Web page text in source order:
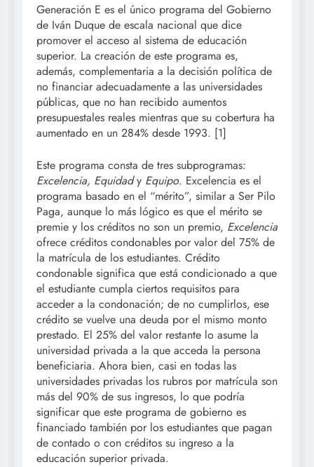
Generación E es el único programa del Gobierno
de Iván Duque de escala nacional que dice
promover el acceso al sistema de educación
superior. La creación de este programa es,
además, complementaria a la decisión política de
no financiar adecuadamente a las universidades
públicas, que no han recibido aumentos
presupuestales reales mientras que su cobertura ha
aumentado en un 284% desde 1993. [1]
Este programa consta de tres subprogramas:
Excelencia, Equidady Equipo. Excelencia es el
programa basado en el “mérito”, similar a Ser Pilo
Paga, aunque lo más lógico es que el mérito se
premie y los créditos no son un premio, Excelencia
ofrece créditos condonables por valor del 75% de
la matrícula de los estudiantes. Crédito
condonable significa que está condicionado a que
el estudiante cumpla ciertos requisitos para
acceder a la condonación; de no cumplirlos, ese
crédito se vuelve una deuda por el mismo monto
prestado. El 25% del valor restante lo asume la
universidad privada a la que acceda la persona
beneficiaria. Ahora bien, casi en todas las
universidades privadas los rubros por matrícula son
más del 90% de sus ingresos, lo que podría
significar que este programa de gobierno es
financiado también por los estudiantes que pagan
de contado o con créditos su ingreso a la
educación superior privada.